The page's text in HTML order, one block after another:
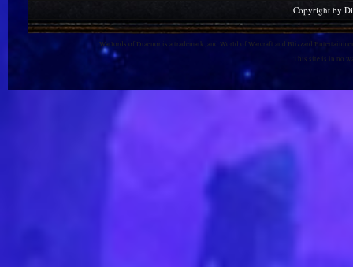
Copyright by
Warlords of Draenor is a trademark, and World of Warcraft and Blizzard
This site is in no